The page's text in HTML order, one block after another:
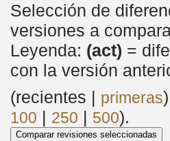
Selección de
versiones a
Leyenda: (act) =
con la versión
(recientes | primeras
100 | 250 | 500).